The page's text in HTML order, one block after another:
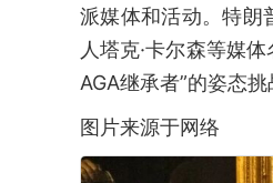
派媒体和活动。特朗
人塔克·卡尔森等媒
AGA继承者”的姿态挑
图片来源于网络